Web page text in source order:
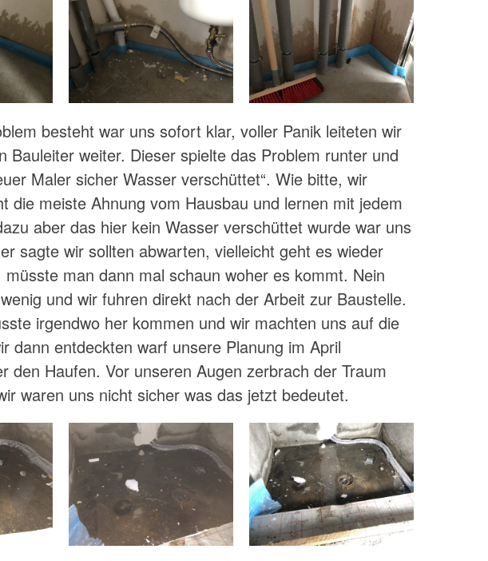
besteht war uns sofort klar, voller Panik leiteten wir
Bauleiter weiter. Dieser spielte das Problem runter und
Maler sicher Wasser verschüttet“. Wie bitte, wir
die meiste Ahnung vom Hausbau und lernen mit jedem
aber das hier kein Wasser verschüttet wurde war uns
sagte wir sollten abwarten, vielleicht geht es wieder
müsste man dann mal schaun woher es kommt. Nein
und wir fuhren direkt nach der Arbeit zur Baustelle.
irgendwo her kommen und wir machten uns auf die
dann entdeckten warf unsere Planung im April
den Haufen. Vor unseren Augen zerbrach der Traum
waren uns nicht sicher was das jetzt bedeutet.